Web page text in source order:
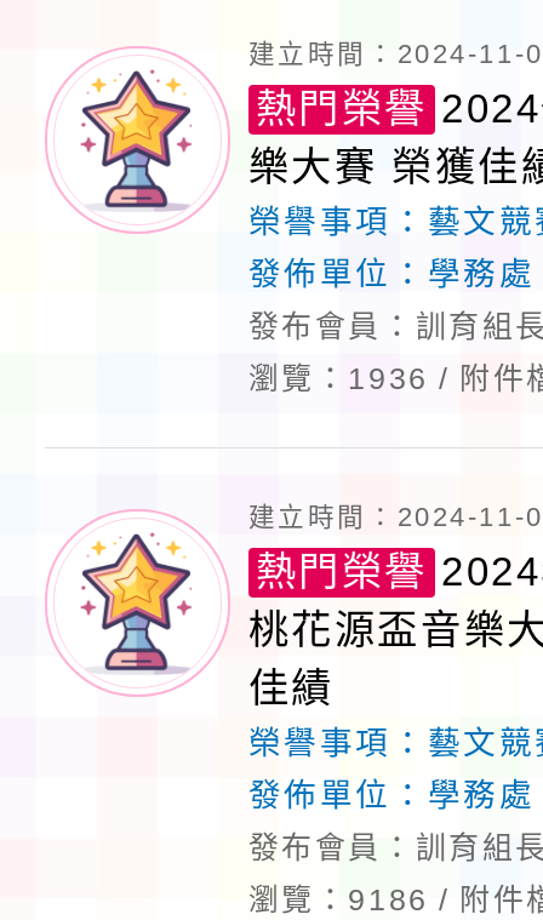
建立時間：2024-11-
熱門榮譽
樂大賽 榮獲佳
榮譽事項： 藝文競
發佈單位： 學務處
發布會員：訓育組
瀏覽：1936
附件
建立時間：2024-11-
熱門榮譽
桃花源盃音樂
佳績
榮譽事項： 藝文競
發佈單位： 學務處
發布會員：訓育組
瀏覽：9186
附件